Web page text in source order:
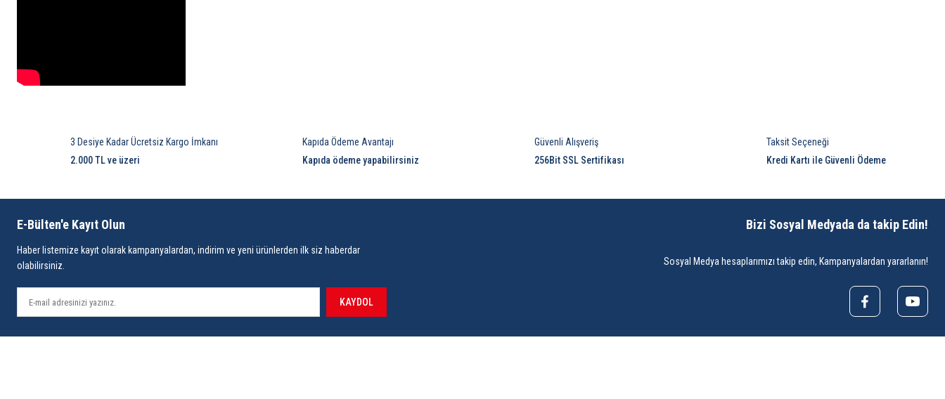
3 Desiye Kadar Ücretsiz Kargo İmkanı
2.000 TL ve üzeri
Kapıda Ödeme Avantajı
Kapıda ödeme yapabilirsiniz
Güvenli Alışveriş
256Bit SSL Sertifikası
Taksit Seçeneği
Kredi Kartı ile Güvenli Ödeme
E-Bülten'e Kayıt Olun
Haber listemize kayıt olarak kampanyalardan, indirim ve yeni ürünlerden ilk siz haberdar
olabilirsiniz.
KAYDOL
Bizi Sosyal Medyada da takip Edin!
Sosyal Medya hesaplarımızı takip edin, Kampanyalardan yararlanın!